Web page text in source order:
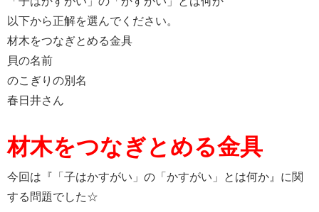
以下から正解を選んでください。
材木をつなぎとめる金具
貝の名前
のこぎりの別名
春日井さん
材木をつなぎとめる金具
今回は『「子はかすがい」の「かすがい」とは何か』に関
する問題でした☆